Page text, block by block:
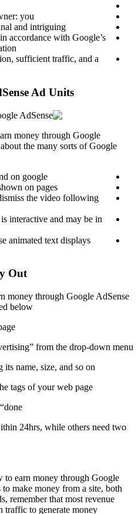
you.
and intriguing.
accordance with Google’s
sufficient traffic, and a
Ad Units?
money through Google
the many sorts of Google
on google.
on pages.
the video following
interactive and may be in
animated text displays
Out?
money through Google AdSense
below:
from the drop-down menu.
name, size, and so on.
tags of your web page.
24hrs, while others need two
to earn money through Google
make money from a site, both
remember that most revenue
traffic to generate money.